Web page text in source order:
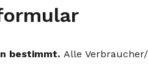
bestimmt. Alle